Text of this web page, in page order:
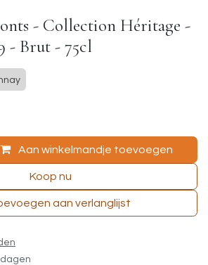
- Collection Héritage -
- Brut - 75cl
Aan winkelmandje toevoegen
Koop nu
aan verlanglijst